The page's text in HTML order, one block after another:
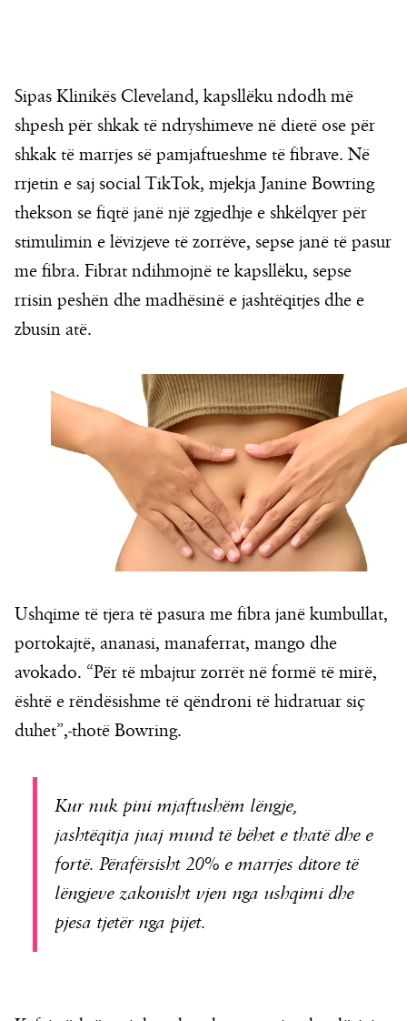
Sipas Klinikës Cleveland, kapsllëku ndodh më
shpesh për shkak të ndryshimeve në dietë ose për
shkak të marrjes së pamjaftueshme të fibrave. Në
rrjetin e saj social TikTok, mjekja Janine Bowring
thekson se fiqtë janë një zgjedhje e shkëlqyer për
stimulimin e lëvizjeve të zorrëve, sepse janë të pasur
me fibra. Fibrat ndihmojnë te kapsllëku, sepse
rrisin peshën dhe madhësinë e jashtëqitjes dhe e
zbusin atë.
Ushqime të tjera të pasura me fibra janë kumbullat,
portokajtë, ananasi, manaferrat, mango dhe
avokado. “Për të mbajtur zorrët në formë të mirë,
është e rëndësishme të qëndroni të hidratuar siç
duhet”,-thotë Bowring.
Kur nuk pini mjaftushëm lëngje,
jashtëqitja juaj mund të bëhet e thatë dhe e
fortë. Përafërsisht 20% e marrjes ditore të
lëngjeve zakonisht vjen nga ushqimi dhe
pjesa tjetër nga pijet.